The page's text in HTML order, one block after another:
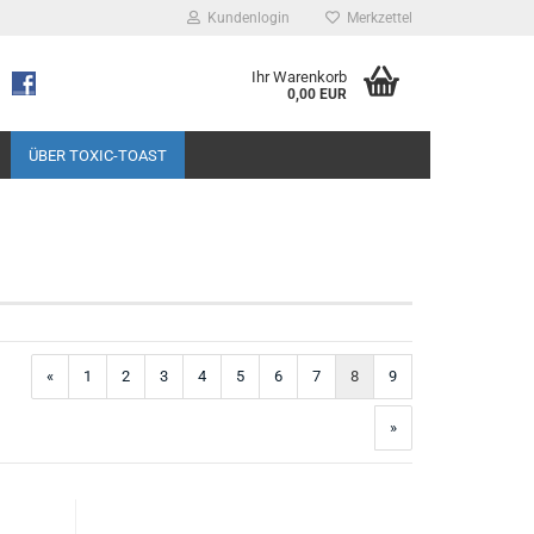
Kundenlogin Merkzettel
Ihr Warenkorb
0,00 EUR
ÜBER TOXIC-TOAST
« 1 2 3 4 5 6 7 8 9
»